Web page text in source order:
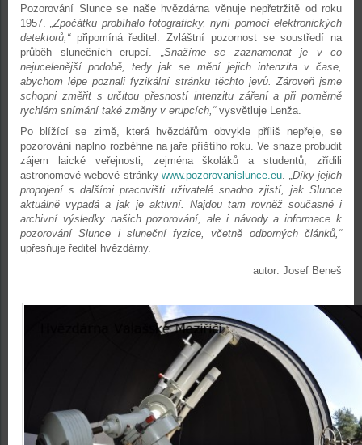
Pozorování Slunce se naše hvězdárna věnuje nepřetržitě od roku
1957.„Zpočátku probíhalo fotograficky, nyní pomocí elektronických
detektorů,“připomíná ředitel. Zvláštní pozornost se soustředí na
průběh slunečních erupcí. „Snažíme se zaznamenat je v co
nejucelenější podobě, tedy jak se mění jejich intenzita v čase,
abychom lépe poznali fyzikální stránku těchto jevů. Zároveň jsme
schopni změřit s určitou přesností intenzitu záření a při poměrně
rychlém snímání také změny v erupcích,“ vysvětluje Lenža.
Po blížící se zimě, která hvězdářům obvykle příliš nepřeje, se
pozorování naplno rozběhne na jaře příštího roku. Ve snaze probudit
zájem laické veřejnosti, zejména školáků a studentů, zřídili
astronomové webové stránkywww.pozorovanislunce.eu. „Díky jejich
propojení s dalšími pracovišti uživatelé snadno zjistí, jak Slunce
aktuálně vypadá a jak je aktivní. Najdou tam rovněž současné i
archivní výsledky našich pozorování, ale i návody a informace k
pozorování Slunce i sluneční fyzice, včetně odborných článků,“
upřesňuje ředitel hvězdárny.
autor: Josef Beneš